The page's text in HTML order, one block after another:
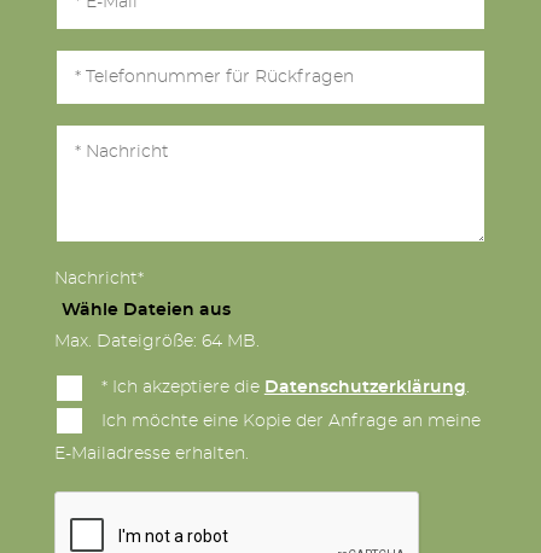
Nachricht*
Wähle Dateien aus
Max. Dateigröße: 64 MB.
* Ich akzeptiere die Datenschutzerklärung.
Ich möchte eine Kopie der Anfrage an meine
E-Mailadresse erhalten.